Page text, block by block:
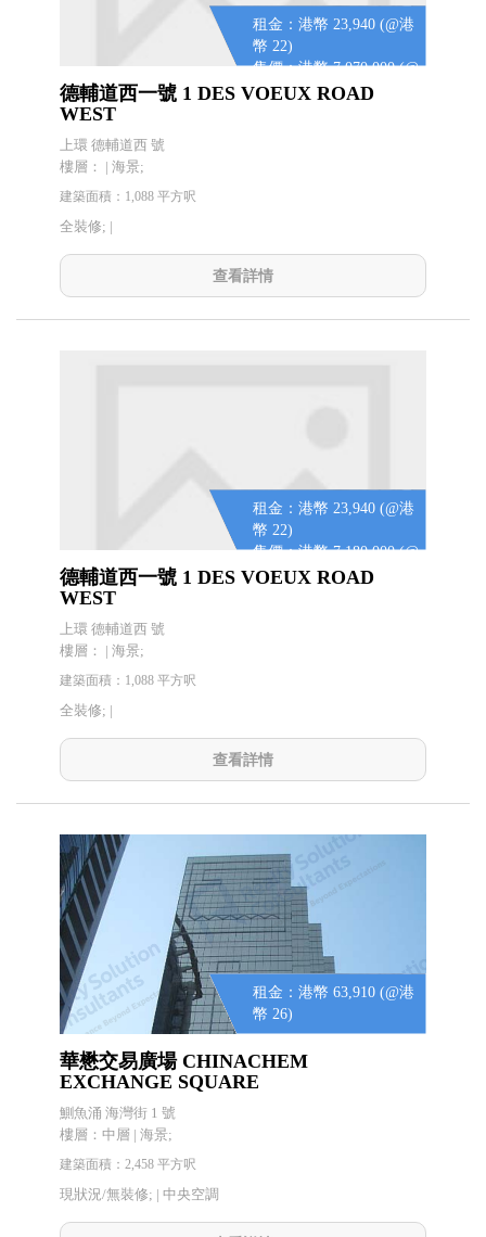
租金：港幣 23,940 (@港
幣 22)
售價：港幣 7,070,000 (@
港幣 6,500)
德輔道西一號 1 DES VOEUX ROAD
WEST
上環 德輔道西 號
樓層： | 海景;
建築面積：1,088 平方呎
全裝修; |
查看詳情
租金：港幣 23,940 (@港
幣 22)
售價：港幣 7,180,000 (@
港幣 6,600)
德輔道西一號 1 DES VOEUX ROAD
WEST
上環 德輔道西 號
樓層： | 海景;
建築面積：1,088 平方呎
全裝修; |
查看詳情
租金：港幣 63,910 (@港
幣 26)
華懋交易廣場 CHINACHEM
EXCHANGE SQUARE
鰂魚涌 海灣街 1 號
樓層：中層 | 海景;
建築面積：2,458 平方呎
現狀況/無裝修; | 中央空調